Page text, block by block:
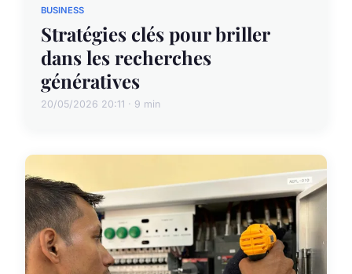
BUSINESS
Stratégies clés pour briller
dans les recherches
génératives
20/05/2026 20:11 · 9 min